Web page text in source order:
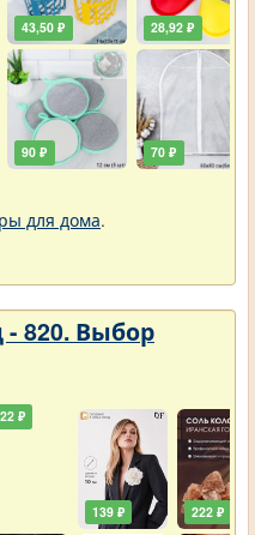
43,50 ₽
90 ₽
28,92 ₽
70 ₽
для дома.
820. Выбор
₽
139 ₽ 222 ₽